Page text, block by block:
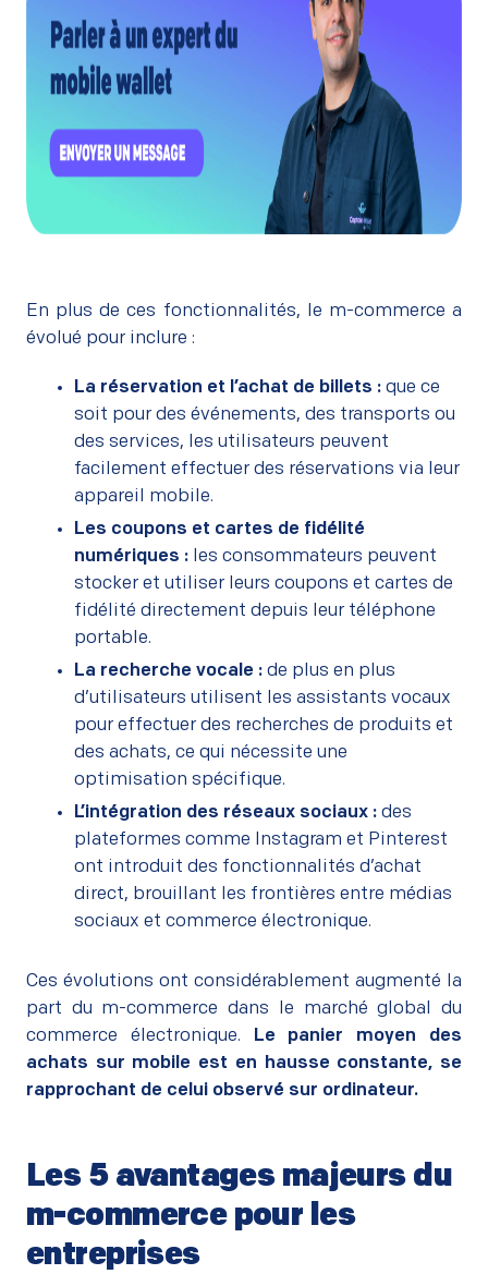
En plus de ces fonctionnalités, le m-commerce a
évolué pour inclure :
La réservation et l’achat de billets : que ce
soit pour des événements, des transports ou
des services, les utilisateurs peuvent
facilement effectuer des réservations via leur
appareil mobile.
Les coupons et cartes de fidélité
numériques : les consommateurs peuvent
stocker et utiliser leurs coupons et cartes de
fidélité directement depuis leur téléphone
portable.
La recherche vocale : de plus en plus
d’utilisateurs utilisent les assistants vocaux
pour effectuer des recherches de produits et
des achats, ce qui nécessite une
optimisation spécifique.
L’intégration des réseaux sociaux : des
plateformes comme Instagram et Pinterest
ont introduit des fonctionnalités d’achat
direct, brouillant les frontières entre médias
sociaux et commerce électronique.
Ces évolutions ont considérablement augmenté la
part du m-commerce dans le marché global du
commerce électronique. Le panier moyen des
achats sur mobile est en hausse constante, se
rapprochant de celui observé sur ordinateur.
Les 5 avantages majeurs du
m-commerce pour les
entreprises